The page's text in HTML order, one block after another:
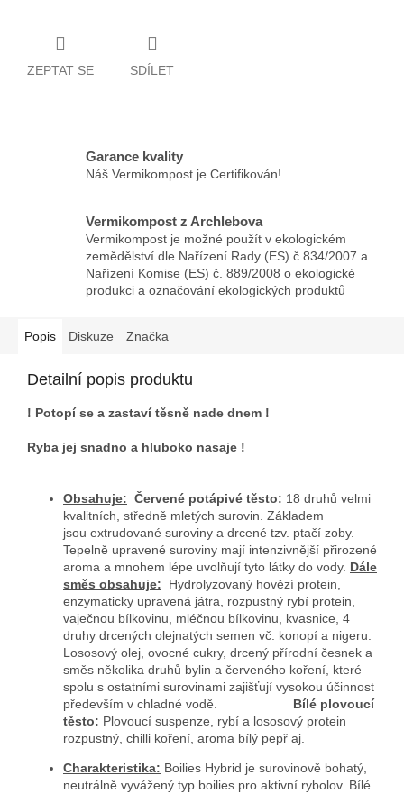
ZEPTAT SE SDÍLET
Garance kvality
Náš Vermikompost je Certifikován!
Vermikompost z Archlebova
Vermikompost je možné použít v ekologickém
zemědělství dle Nařízení Rady (ES) č.834/2007 a
Nařízení Komise (ES) č. 889/2008 o ekologické
produkci a označování ekologických produktů
Popis Diskuze Značka
Detailní popis produktu
! Potopí se a zastaví těsně nade dnem !
Ryba jej snadno a hluboko nasaje !
Obsahuje: Červené potápivé těsto: 18 druhů velmi
kvalitních, středně mletých surovin. Základem
jsou extrudované suroviny a drcené tzv. ptačí zoby.
Tepelně upravené suroviny mají intenzivnější přirozené
aroma a mnohem lépe uvolňují tyto látky do vody. Dále
směs obsahuje: Hydrolyzovaný hovězí protein,
enzymaticky upravená játra, rozpustný rybí protein,
vaječnou bílkovinu, mléčnou bílkovinu, kvasnice, 4
druhy drcených olejnatých semen vč. konopí a nigeru.
Lososový olej, ovocné cukry, drcený přírodní česnek a
směs několika druhů bylin a červeného koření, které
spolu s ostatními surovinami zajišťují vysokou účinnost
především v chladné vodě. Bílé plovoucí
těsto: Plovoucí suspenze, rybí a lososový protein
rozpustný, chilli koření, aroma bílý pepř aj.
Charakteristika: Boilies Hybrid je surovinově bohatý,
neutrálně vyvážený typ boilies pro aktivní rybolov. Bílé